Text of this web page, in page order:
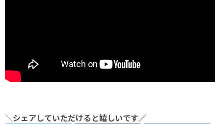
＼シェアしていただけると嬉しいです／